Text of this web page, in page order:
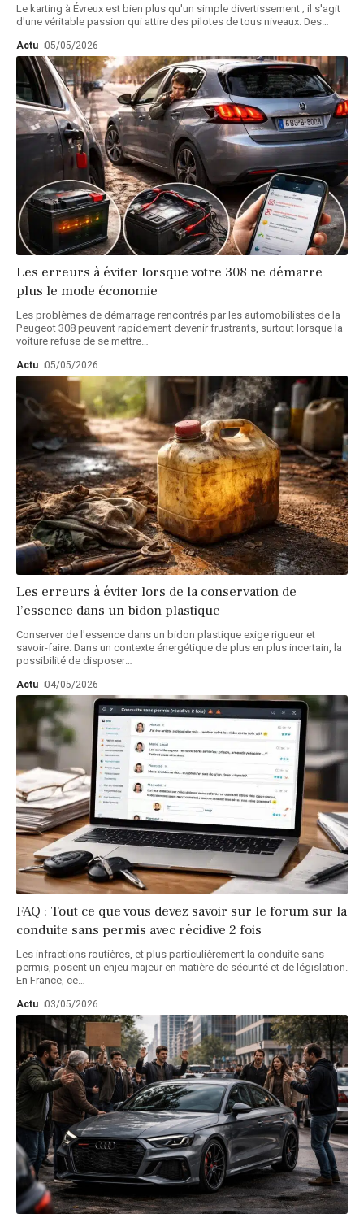
Le karting à Évreux est bien plus qu'un simple divertissement ; il s'agit
d'une véritable passion qui attire des pilotes de tous niveaux. Des…
Actu 05/05/2026
Les erreurs à éviter lorsque votre 308 ne démarre
plus le mode économie
Les problèmes de démarrage rencontrés par les automobilistes de la
Peugeot 308 peuvent rapidement devenir frustrants, surtout lorsque la
voiture refuse de se mettre…
Actu 05/05/2026
Les erreurs à éviter lors de la conservation de
l’essence dans un bidon plastique
Conserver de l'essence dans un bidon plastique exige rigueur et
savoir-faire. Dans un contexte énergétique de plus en plus incertain, la
possibilité de disposer…
Actu 04/05/2026
FAQ : Tout ce que vous devez savoir sur le forum sur la
conduite sans permis avec récidive 2 fois
Les infractions routières, et plus particulièrement la conduite sans
permis, posent un enjeu majeur en matière de sécurité et de législation.
En France, ce…
Actu 03/05/2026